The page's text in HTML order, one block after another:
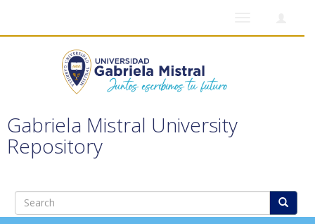
Gabriela Mistral University
Repository